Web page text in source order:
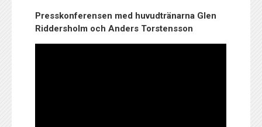
Presskonferensen med huvudtränarna Glen
Riddersholm och Anders Torstensson